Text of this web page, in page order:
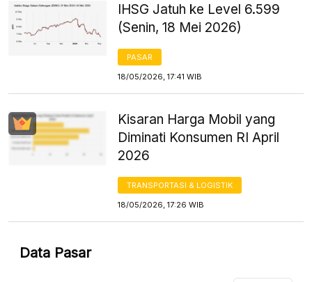
IHSG Jatuh ke Level 6.599
(Senin, 18 Mei 2026)
PASAR
18/05/2026, 17:41 WIB
Kisaran Harga Mobil yang
Diminati Konsumen RI April
2026
TRANSPORTASI & LOGISTIK
18/05/2026, 17:26 WIB
Data Pasar